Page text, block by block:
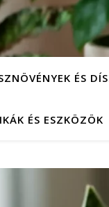
ÉS
ÉS ESZKÖZÖK